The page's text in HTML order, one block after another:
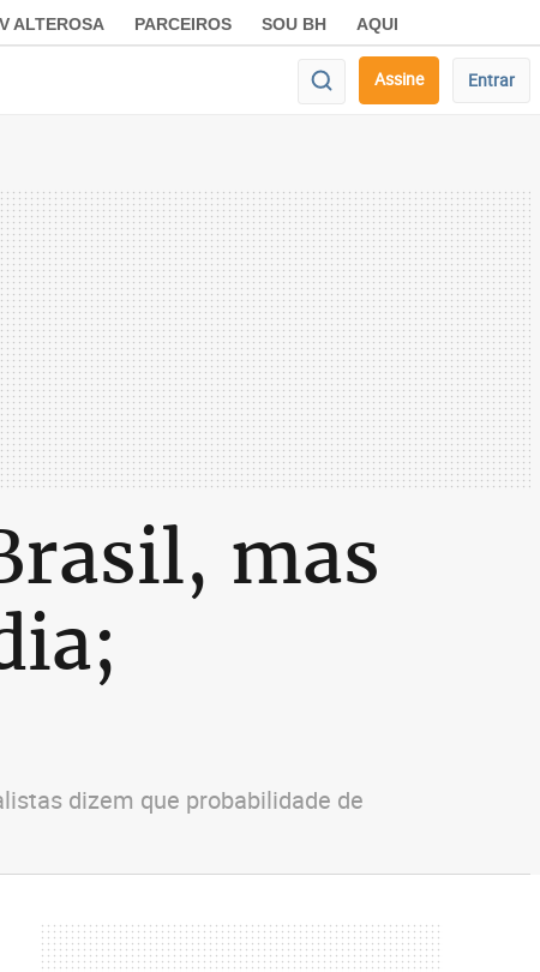
ALTEROSA PARCEIROS SOU BH AQUI
Assine Entrar
mas
dizem que probabilidade de